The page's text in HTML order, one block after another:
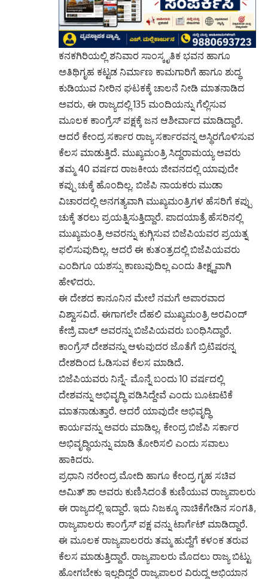
ಕನಕಗಿರಿಯಲ್ಲಿ ಶನಿವಾರ ಸಾಂಸ್ಕೃತಿಕ ಭವನ ಹಾಗೂ
ಅತಿಥಿಗೃಹ ಕಟ್ಟಡ ನಿರ್ಮಾಣ ಕಾಮಗಾರಿಗೆ ಹಾಗೂ ಶುದ್ಧ
ಕುಡಿಯುವ ನೀರಿನ ಘಟಕಕ್ಕೆ ಚಾಲನೆ ನೀಡಿ ಮಾತನಾಡಿದ
ಅವರು, ಈ ರಾಜ್ಯದಲ್ಲಿ 135 ಮಂದಿಯನ್ನು ಗೆಲ್ಲಿಸುವ
ಮೂಲಕ ಕಾಂಗ್ರೆಸ್ ಪಕ್ಷಕ್ಕೆ ಜನ ಆಶೀರ್ವಾದ ಮಾಡಿದ್ದಾರೆ.
ಆದರೆ ಕೇಂದ್ರ ಸರ್ಕಾರ ರಾಜ್ಯ ಸರ್ಕಾರವನ್ನ ಅಸ್ಥಿರಗೊಳಿಸುವ
ಕೆಲಸ ಮಾಡುತ್ತಿದೆ. ಮುಖ್ಯಮಂತ್ರಿ ಸಿದ್ದರಾಮಯ್ಯ ಅವರು
ತಮ್ಮ 40 ವರ್ಷದ ರಾಜಕೀಯ ಜೀವನದಲ್ಲಿ ಯಾವುದೇ
ಕಪ್ಪು ಚುಕ್ಕೆ ಹೊಂದಿಲ್ಲ. ಬಿಜೆಪಿ ನಾಯಕರು ಮುಡಾ
ವಿಚಾರದಲ್ಲಿ ಅನಗತ್ಯವಾಗಿ ಮುಖ್ಯಮಂತ್ರಿಗಳ ಹೆಸರಿಗೆ ಕಪ್ಪು
ಚುಕ್ಕೆ ತರಲು ಪ್ರಯತ್ನಿಸುತ್ತಿದ್ದಾರೆ. ಪಾದಯಾತ್ರೆ ಹೆಸರಿನಲ್ಲಿ
ಮುಖ್ಯಮಂತ್ರಿ ಅವರನ್ನು ಕುಗ್ಗಿಸುವ ಬಿಜೆಪಿಯವರ ಪ್ರಯತ್ನ
ಫಲಿಸುವುದಿಲ್ಲ. ಆದರೆ ಈ ಕುತಂತ್ರದಲ್ಲಿ ಬಿಜೆಪಿಯವರು
ಎಂದಿಗೂ ಯಶಸ್ಸು ಕಾಣುವುದಿಲ್ಲ ಎಂದು ತೀಕ್ಷ್ಣವಾಗಿ
ಹೇಳಿದರು.
ಈ ದೇಶದ ಕಾನೂನಿನ ಮೇಲೆ ನಮಗೆ ಅಪಾರವಾದ
ವಿಶ್ವಾಸವಿದೆ. ಈಗಾಗಲೇ ದೆಹಲಿ ಮುಖ್ಯಮಂತ್ರಿ ಅರವಿಂದ್
ಕೇಜ್ರಿ ವಾಲ್ ಅವರನ್ನು ಬಿಜೆಪಿಯವರು ಬಂಧಿಸಿದ್ದಾರೆ.
ಕಾಂಗ್ರೆಸ್ ದೇಶವನ್ನು ಆಳುವುದರ ಜೊತೆಗೆ ಬ್ರಿಟಿಷರನ್ನ
ದೇಶದಿಂದ ಓಡಿಸುವ ಕೆಲಸ ಮಾಡಿದೆ.
ಬಿಜೆಪಿಯವರು ನಿನ್ನೆ- ಮೊನ್ನೆ ಬಂದು 10 ವರ್ಷದಲ್ಲಿ
ದೇಶವನ್ನು ಅಭಿವೃದ್ಧಿ ಪಡಿಸಿದ್ದೇವೆ ಎಂದು ಬೂಟಾಟಿಕೆ
ಮಾತನಾಡುತ್ತಾರೆ. ಆದರೆ ಯಾವುದೇ ಅಭಿವೃದ್ಧಿ
ಕಾರ್ಯವನ್ನು ಅವರು ಮಾಡಿಲ್ಲ. ಕೇಂದ್ರ ಬಿಜೆಪಿ ಸರ್ಕಾರ
ಅಭಿವೃದ್ಧಿಯನ್ನು ಮಾಡಿ ತೋರಿಸಲಿ ಎಂದು ಸವಾಲು
ಹಾಕಿದರು.
ಪ್ರಧಾನಿ ನರೇಂದ್ರ ಮೋದಿ ಹಾಗೂ ಕೇಂದ್ರ ಗೃಹ ಸಚಿವ
ಅಮಿತ್ ಶಾ ಅವರು ಕುಣಿಸಿದಂತೆ ಕುಣಿಯುವ ರಾಜ್ಯಪಾಲರು
ಈ ರಾಜ್ಯದಲ್ಲಿ ಇದ್ದಾರೆ. ಇದು ನಿಜಕ್ಕೂ ನಾಚಿಕೆಗೇಡಿನ ಸಂಗತಿ,
ರಾಜ್ಯಪಾಲರು ಕಾಂಗ್ರೆಸ್ ಪಕ್ಷ ವನ್ನು ಟಾರ್ಗೆಟ್ ಮಾಡಿದ್ದಾರೆ.
ಈ ಮೂಲಕ ರಾಜ್ಯಪಾಲರರು ತಮ್ಮ ಹುದ್ದೆಗೆ ಕಳಂಕ ತರುವ
ಕೆಲಸ ಮಾಡುತ್ತಿದ್ದಾರೆ. ರಾಜ್ಯಪಾಲರು ಮೊದಲು ರಾಜ್ಯ ಬಿಟ್ಟು
ಹೋಗಬೇಕು ಇಲ್ಲದಿದ್ದರೆ ರಾಜ್ಯಪಾಲರ ವಿರುದ್ಧ ಅಭಿಯಾನ